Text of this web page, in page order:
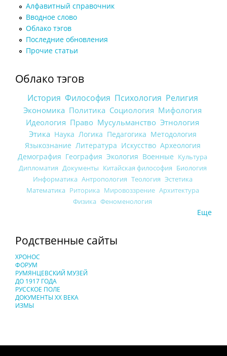
Алфавитный справочник
Вводное слово
Облако тэгов
Последние обновления
Прочие статьи
Облако тэгов
История Философия Психология Религия
Экономика Политика Социология Мифология
Идеология Право Мусульманство Этнология
Этика Наука Логика Педагогика Методология
Языкознание Литература Искусство Археология
Демография География Экология Военные Культура
Дипломатия Документы Китайская философия Биология
Информатика Антропология Теология Эстетика
Математика Риторика Мировоззрение Архитектура
Физика Феноменология
Еще
Родственные сайты
ХРОНОС
ФОРУМ
РУМЯНЦЕВСКИЙ МУЗЕЙ
ДО 1917 ГОДА
РУССКОЕ ПОЛЕ
ДОКУМЕНТЫ XX ВЕКА
ИЗМЫ